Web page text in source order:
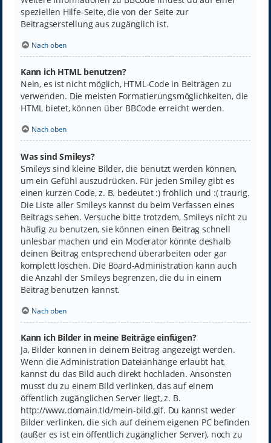
speziellen Hilfe-Seite, die von der Seite zur
Beitragserstellung aus zugänglich ist.
Nach oben
Kann ich HTML benutzen?
Nein, es ist nicht möglich, HTML-Code in Beiträgen zu
verwenden. Die meisten Formatierungsmöglichkeiten, die
HTML bietet, können über BBCode erreicht werden.
Nach oben
Was sind Smileys?
Smileys sind kleine Bilder, die benutzt werden können,
um ein Gefühl auszudrücken. Für jeden Smiley gibt es
einen kurzen Code, z. B. bedeutet :) fröhlich und :( traurig.
Die Liste aller Smileys kannst du beim Verfassen eines
Beitrags sehen. Versuche bitte trotzdem, Smileys nicht zu
häufig zu benutzen, sie können einen Beitrag schnell
unlesbar machen und ein Moderator könnte deshalb
deinen Beitrag entsprechend überarbeiten oder gar
komplett löschen. Die Board-Administration kann auch
die Anzahl der Smileys begrenzen, die du in einem
Beitrag benutzen kannst.
Nach oben
Kann ich Bilder in meine Beiträge einfügen?
Ja, Bilder können in deinem Beitrag angezeigt werden.
Wenn die Administration Dateianhänge erlaubt hat,
kannst du das Bild auch direkt hochladen. Ansonsten
musst du zu einem Bild verlinken, das auf einem
öffentlich zugänglichen Server liegt, z. B.
http://www.domain.tld/mein-bild.gif. Du kannst weder
Bilder verlinken, die sich auf deinem eigenen PC befinden
(außer es ist ein öffentlich zugänglicher Server), noch zu